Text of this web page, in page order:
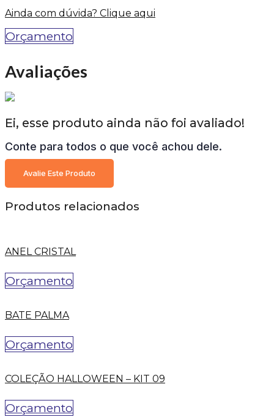
Ainda com dúvida? Clique aqui
Orçamento
Avaliações
Ei, esse produto ainda não foi avaliado!
Conte para todos o que você achou dele.
Avalie Este Produto
Produtos relacionados
ANEL CRISTAL
Orçamento
BATE PALMA
Orçamento
COLEÇÃO HALLOWEEN – KIT 09
Orçamento